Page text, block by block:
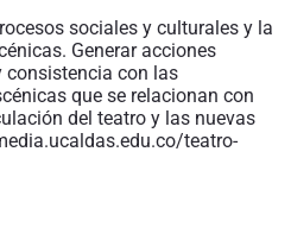
sociales y culturales y la
Generar acciones
consistencia con las
que se relacionan con
del teatro y las nuevas
teatro-